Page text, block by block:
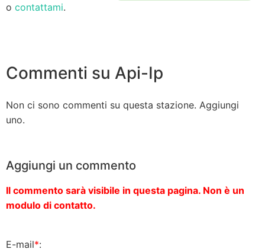
o contattami.
Commenti su Api-Ip
Non ci sono commenti su questa stazione. Aggiungi
uno.
Aggiungi un commento
Il commento sarà visibile in questa pagina. Non è un
modulo di contatto.
E-mail*: